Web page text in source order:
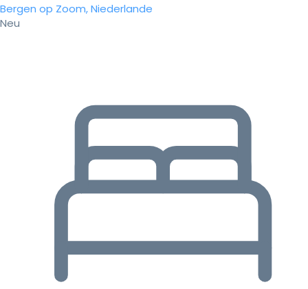
Bergen op Zoom, Niederlande
Neu